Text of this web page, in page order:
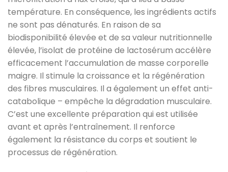
température. En conséquence, les ingrédients actifs
ne sont pas dénaturés. En raison de sa
biodisponibilité élevée et de sa valeur nutritionnelle
élevée, l’isolat de protéine de lactosérum accélère
efficacement l’accumulation de masse corporelle
maigre. Il stimule la croissance et la régénération
des fibres musculaires. Il a également un effet anti-
catabolique – empêche la dégradation musculaire.
C’est une excellente préparation qui est utilisée
avant et après l’entraînement. Il renforce
également la résistance du corps et soutient le
processus de régénération.